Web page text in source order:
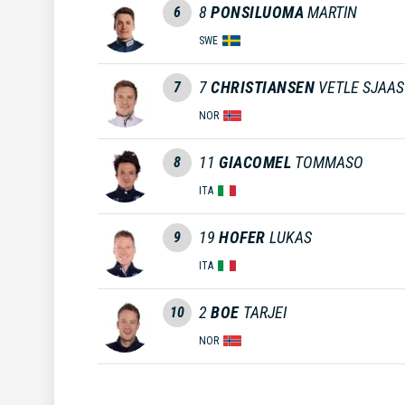
6 8PONSILUOMAMARTIN
SWE
7 7CHRISTIANSEN VETLE
NOR
8 11 GIACOMEL TOMMASO
ITA
9 19 HOFER LUKAS
ITA
10 2 BOE TARJEI
NOR